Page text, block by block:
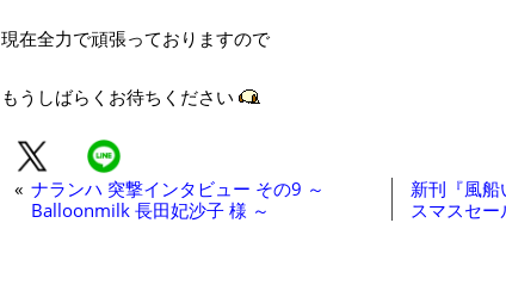
現在全力で頑張っておりますので
もうしばらくお待ちください
« ナランハ 突撃インタビュー その9 ～
Balloonmilk 長田妃沙子 様 ～
新刊『風
スマスセ